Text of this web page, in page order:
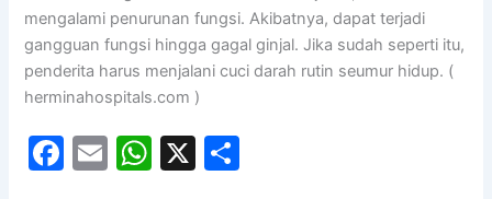
mengalami penurunan fungsi. Akibatnya, dapat terjadi
gangguan fungsi hingga gagal ginjal. Jika sudah seperti itu,
penderita harus menjalani cuci darah rutin seumur hidup. (
herminahospitals.com )
F
E
W X